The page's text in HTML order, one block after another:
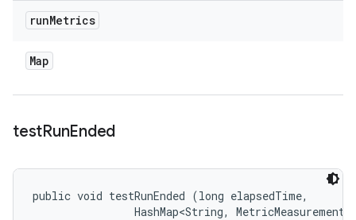
runMetrics
Map
testRunEnded
public void testRunEnded (long elapsedTime,
HashMap<String,